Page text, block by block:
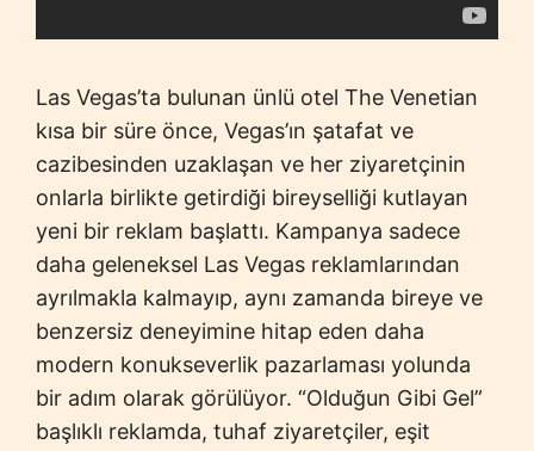
Las Vegas’ta bulunan ünlü otel The Venetian
kısa bir süre önce, Vegas’ın şatafat ve
cazibesinden uzaklaşan ve her ziyaretçinin
onlarla birlikte getirdiği bireyselliği kutlayan
yeni bir reklam başlattı. Kampanya sadece
daha geleneksel Las Vegas reklamlarından
ayrılmakla kalmayıp, aynı zamanda bireye ve
benzersiz deneyimine hitap eden daha
modern konukseverlik pazarlaması yolunda
bir adım olarak görülüyor. “Olduğun Gibi Gel”
başlıklı reklamda, tuhaf ziyaretçiler, eşit